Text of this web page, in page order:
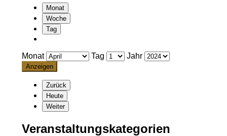
Monat
Woche
Tag
Monat Tag Jahr
Zurück
Heute
Weiter
Veranstaltungskategorien